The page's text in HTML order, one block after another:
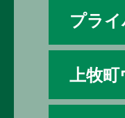
プラ
上牧